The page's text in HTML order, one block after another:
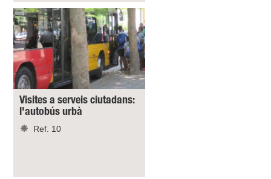
Visites a serveis ciutadans:
l'autobús urbà
Ref. 10